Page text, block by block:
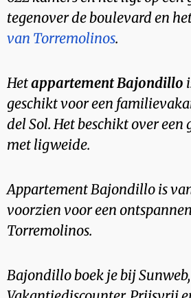
tegenover de boulevard en
van Torremolinos.
Hetappartement Bajondillo
geschikt voor een
del Sol. Het beschikt over
met ligweide.
Appartement Bajondillo is
voorzien voor een
Torremolinos.
Bajondillo boek je bij